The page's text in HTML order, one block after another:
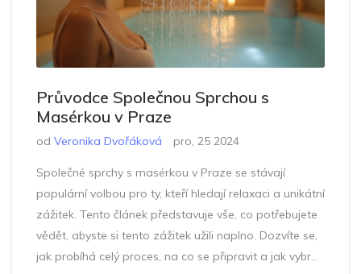
Průvodce Společnou Sprchou s
Masérkou v Praze
od Veronika Dvořáková pro, 25 2024
Společné sprchy s masérkou v Praze se stávají
populární volbou pro ty, kteří hledají relaxaci a unikátní
zážitek. Tento článek představuje vše, co potřebujete
vědět, abyste si tento zážitek užili naplno. Dozvíte se,
jak probíhá celý proces, na co se připravit a jak vybrat